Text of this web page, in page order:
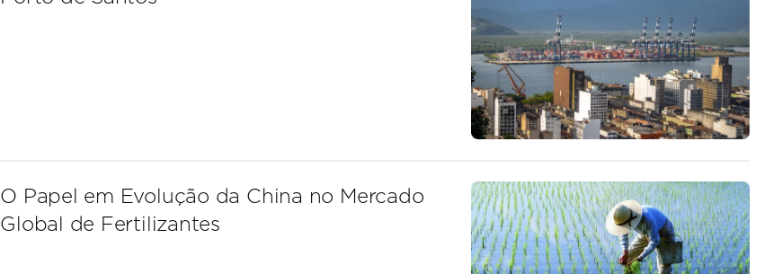
O Papel em Evolução da China no Mercado
Global de Fertilizantes